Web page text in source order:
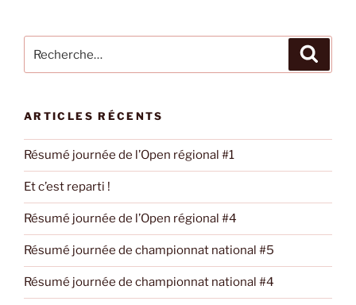
pour
ARTICLES RÉCENTS
Résumé journée de l’Open régional #1
Et c’est reparti !
Résumé journée de l’Open régional #4
Résumé journée de championnat national #5
Résumé journée de championnat national #4